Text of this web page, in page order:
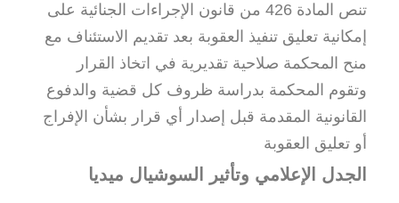
تنص المادة 426 من قانون الإجراءات الجنائية على
إمكانية تعليق تنفيذ العقوبة بعد تقديم الاستئناف مع
منح المحكمة صلاحية تقديرية في اتخاذ القرار
وتقوم المحكمة بدراسة ظروف كل قضية والدفوع
القانونية المقدمة قبل إصدار أي قرار بشأن الإفراج
أو تعليق العقوبة
الجدل الإعلامي وتأثير السوشيال ميديا